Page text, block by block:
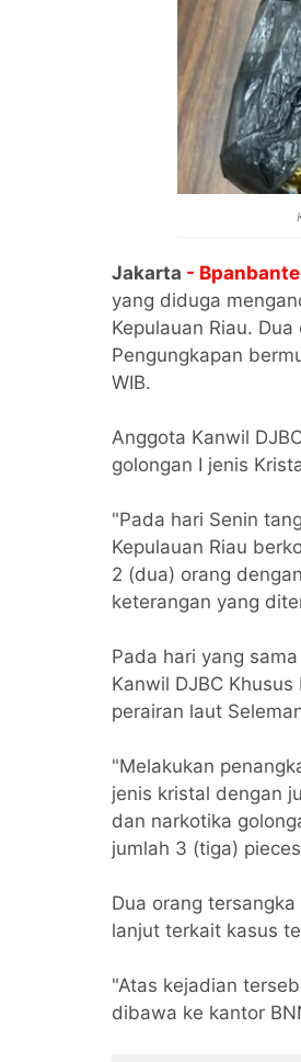
Jakarta -
yang diduga
Kepulauan Riau.
Pengungkapan
WIB.
Anggota Kanwil
golongan I jenis
"Pada hari Senin
Kepulauan Riau
2 (dua) orang
keterangan yang
Pada hari yang
Kanwil DJBC
perairan laut
"Melakukan
jenis kristal dengan
dan narkotika
jumlah 3 (tiga)
Dua orang
lanjut terkait kasus
"Atas kejadian
dibawa ke kantor